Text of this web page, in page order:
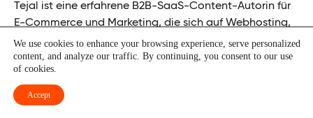
Tejal ist eine erfahrene B2B-SaaS-Content-Autorin für
E-Commerce und Marketing, die sich auf Webhosting,
KI und ML, Cloud und Cybersicherheit, SEO und
digitales Marketing spezialisiert hat. Sie hat einen B.E.
in Elektronik und Telekommunikationstechnik und liest
gerne Romane, Marketing- und Unternehmer-
Newsletter und Twitter-Feeds von glaubwürdigen SEO-
We use cookies to enhance your browsing experience, serve personalized
content, and analyze our traffic. By continuing, you consent to our use
of cookies.
Accept